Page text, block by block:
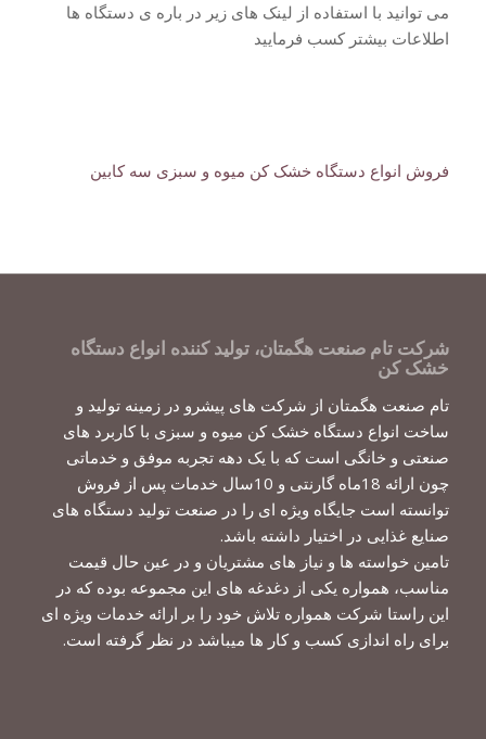
می توانید با استفاده از لینک های زیر در باره ی دستگاه ها
اطلاعات بیشتر کسب فرمایید
فروش انواع دستگاه خشک کن میوه و سبزی سه کابین
شرکت تام صنعت هگمتان، تولید کننده انواع دستگاه
خشک کن
تام صنعت هگمتان از شرکت های پیشرو در زمینه تولید و
ساخت انواع دستگاه خشک کن میوه و سبزی با کاربرد های
صنعتی و خانگی است که با یک دهه تجربه موفق و خدماتی
چون ارائه 18ماه گارنتی و 10سال خدمات پس از فروش
توانسته است جایگاه ویژه ای را در صنعت تولید دستگاه های
صنایع غذایی در اختیار داشته باشد.
تامین خواسته ها و نیاز های مشتریان و در عین حال قیمت
مناسب، همواره یکی از دغدغه های این مجموعه بوده که در
این راستا شرکت همواره تلاش خود را بر ارائه خدمات ویژه ای
برای راه اندازی کسب و کار ها میباشد در نظر گرفته است.